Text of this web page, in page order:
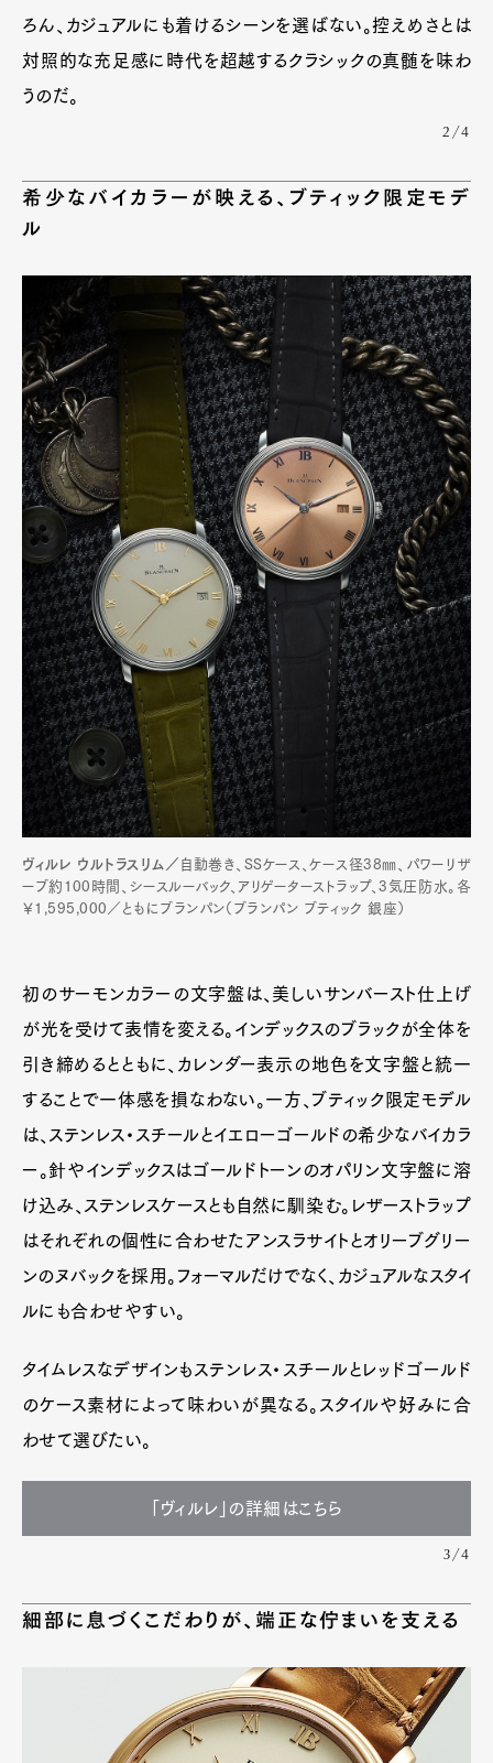
ろん、カジュアルにも着けるシーンを選ばない。控えめさとは
対照的な充足感に時代を超越するクラシックの真髄を味わ
うのだ。
2/4
希少なバイカラーが映える、ブティック限定モデ
ル
ヴィルレ ウルトラスリム／ 自動巻き、SSケース、ケース径38㎜、パワーリザ
ーブ約100時間、シースルーバック、アリゲーターストラップ、3気圧防水。各
￥1,595,000／ともにブランパン（ブランパン ブティック 銀座）
初のサーモンカラーの文字盤は、美しいサンバースト仕上げ
が光を受けて表情を変える。インデックスのブラックが全体を
引き締めるとともに、カレンダー表示の地色を文字盤と統一
することで一体感を損なわない。一方、ブティック限定モデル
は、ステンレス・スチールとイエローゴールドの希少なバイカラ
ー。針やインデックスはゴールドトーンのオパリン文字盤に溶
け込み、ステンレスケースとも自然に馴染む。レザーストラップ
はそれぞれの個性に合わせたアンスラサイトとオリーブグリー
ンのヌバックを採用。フォーマルだけでなく、カジュアルなスタイ
ルにも合わせやすい。
タイムレスなデザインもステンレス・スチールとレッドゴールド
のケース素材によって味わいが異なる。スタイルや好みに合
わせて選びたい。
「ヴィルレ」の詳細はこちら
3/4
細部に息づくこだわりが、端正な佇まいを支える